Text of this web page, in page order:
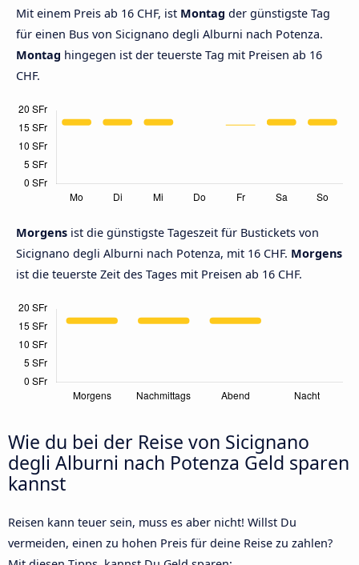
Mit einem Preis ab 16 CHF, ist Montag der günstigste Tag
für einen Bus von Sicignano degli Alburni nach Potenza.
Montag hingegen ist der teuerste Tag mit Preisen ab 16
CHF.
Morgens ist die günstigste Tageszeit für Bustickets von
Sicignano degli Alburni nach Potenza, mit 16 CHF. Morgens
ist die teuerste Zeit des Tages mit Preisen ab 16 CHF.
Wie du bei der Reise von Sicignano
degli Alburni nach Potenza Geld sparen
kannst
Reisen kann teuer sein, muss es aber nicht! Willst Du
vermeiden, einen zu hohen Preis für deine Reise zu zahlen?